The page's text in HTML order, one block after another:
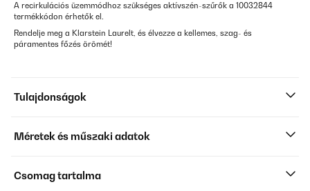
A recirkulációs üzemmódhoz szükséges aktívszén-szűrők a 10032844
termékkódon érhetők el.
Rendelje meg a Klarstein Laurelt, és élvezze a kellemes, szag- és
páramentes főzés örömét!
Tulajdonságok
Méretek és műszaki adatok
Csomag tartalma